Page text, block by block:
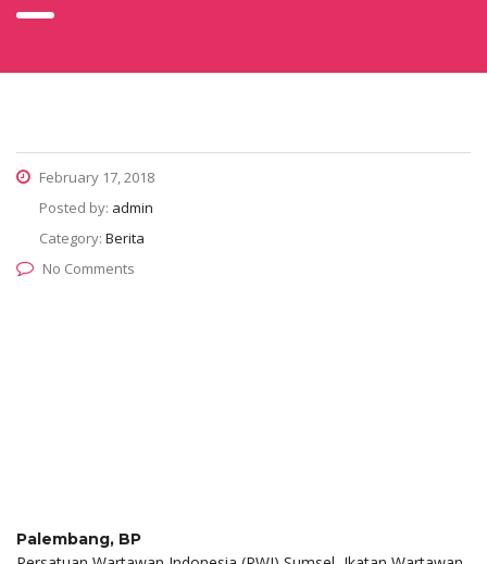
February 17, 2018
Posted by: admin
Category: Berita
No Comments
Palembang, BP